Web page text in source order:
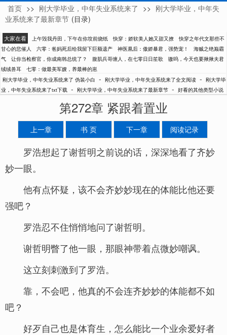
伪装小白
首页 >> 刚大学毕业，中年失业系统来了 >> 刚大学毕业，中年失
业系统来了最新章节 (目录)
大家在看 上午毁我丹田，下午在你坟前烧纸 快穿：娇软美人她又甜又撩
快穿之年代文那些不
甘心的悲催人
六零：爸妈死后给我留下巨额遗产 神医凰后：傲娇暴君，强势宠！
海贼之绝巅霸
气
让你当检察官，你成南韩总统了？ 腹肌兵哥缠人，在七零日日笙歌
嗷呜，今天也要揪揪夫君
绒绒兽耳
七零：做最美军嫂，养最棒的崽
刚大学毕业，中年失业系统来了 伪装小白 - 刚大学毕业，中年失业系统来了全文阅读 - 刚大学毕
业，中年失业系统来了txt下载 - 刚大学毕业，中年失业系统来了最新章节 - 好看的其他类型小说
第272章 紧跟着置业
上一章 书 页 下一章 阅读记录
罗浩想起了谢哲明之前说的话，深深地看了齐妙
妙一眼。
他有点怀疑，该不会齐妙妙现在的体能比他还要
强吧？
罗浩忍不住悄悄地问了谢哲明。
谢哲明瞥了他一眼，那眼神带着点微妙嘲讽。
这立刻刺激到了罗浩。
靠，不会吧，他真的不会连齐妙妙的体能都不如
吧？
好歹自己也是体育生，怎么能比一个业余爱好者